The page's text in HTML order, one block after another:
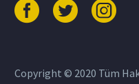
Copyright © 2020 Tüm